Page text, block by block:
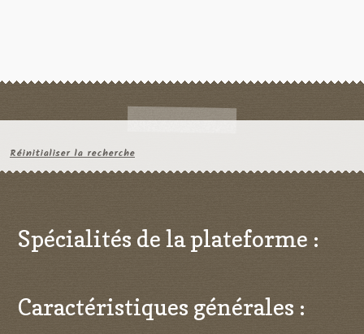
Réinitialiser la recherche
Spécialités de la plateforme :
Caractéristiques générales :